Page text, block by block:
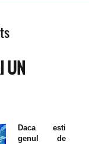
UN
Daca esti
genul de